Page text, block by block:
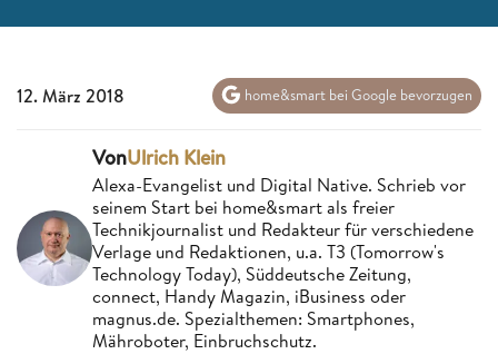
12. März 2018 home&smart bei Google bevorzugen
VonUlrich Klein
Alexa-Evangelist und Digital Native. Schrieb vor
seinem Start bei home&smart als freier
Technikjournalist und Redakteur für verschiedene
Verlage und Redaktionen, u.a. T3 (Tomorrow's
Technology Today), Süddeutsche Zeitung,
connect, Handy Magazin, iBusiness oder
magnus.de. Spezialthemen: Smartphones,
Mähroboter, Einbruchschutz.